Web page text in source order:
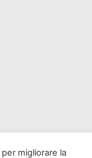
migliorare la